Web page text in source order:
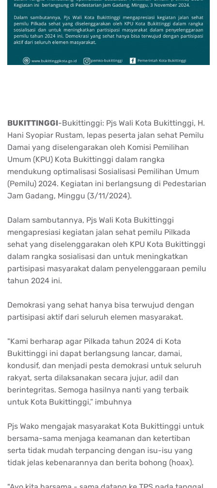
BUKITTINGGI-Bukittinggi: Pjs Wali Kota Bukittinggi, H.
Hani Syopiar Rustam, lepas peserta jalan sehat Pemilu
Damai yang diselengarakan oleh Komisi Pemilihan
Umum (KPU) Kota Bukittinggi dalam rangka
mendukung optimalisasi Sosialisasi Pemilihan Umum
(Pemilu) 2024. Kegiatan ini berlangsung di Pedestarian
Jam Gadang, Minggu (3/11/2024).
Dalam sambutannya, Pjs Wali Kota Bukittinggi
mengapresiasi kegiatan jalan sehat pemilu Pilkada
sehat yang diselenggarakan oleh KPU Kota Bukittinggi
dalam rangka sosialisasi dan untuk meningkatkan
partisipasi masyarakat dalam penyelenggaraan pemilu
tahun 2024 ini.
Demokrasi yang sehat hanya bisa terwujud dengan
partisipasi aktif dari seluruh elemen masyarakat.
"Kami berharap agar Pilkada tahun 2024 di Kota
Bukittinggi ini dapat berlangsung lancar, damai,
kondusif, dan menjadi pesta demokrasi untuk seluruh
rakyat, serta dilaksanakan secara jujur, adil dan
berintegritas. Semoga hasilnya nanti yang terbaik
untuk Kota Bukittinggi,” imbuhnya
Pjs Wako mengajak masyarakat Kota Bukittinggi untuk
bersama-sama menjaga keamanan dan ketertiban
serta tidak mudah terpancing dengan isu-isu yang
tidak jelas kebenarannya dan berita bohong (hoax).